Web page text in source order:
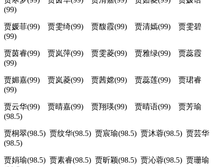
(99)
贾媛菲(99) 贾雯绮(99) 贾馥霞(99) 贾清嫣(99) 贾雯碧
(99)
贾茵睿(99) 贾岚萍(99) 贾雯菱(99) 贾雅绿(99) 贾蕊霞
(99)
贾媚嘉(99) 贾岚菱(99) 贾茜嫦(99) 贾蕊莲(99) 贾珺睿
(99)
贾云华(99) 贾晴嘉(99) 贾翔瑛(99) 贾晴语(99) 贾芳瑜
(98.5)
贾桐翠(98.5) 贾纹华(98.5) 贾宸瑜(98.5) 贾沐蓉(98.5) 贾芸华
(98.5)
贾娟瑜(98.5) 贾素睿(98.5) 贾昕颖(98.5) 贾沁蓉(98.5) 贾珊瑜